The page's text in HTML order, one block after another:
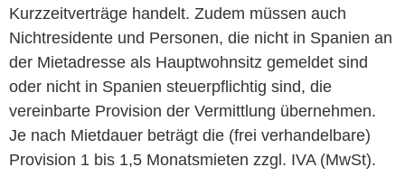
Kurzzeitverträge handelt. Zudem müssen auch
Nichtresidente und Personen, die nicht in Spanien an
der Mietadresse als Hauptwohnsitz gemeldet sind
oder nicht in Spanien steuerpflichtig sind, die
vereinbarte Provision der Vermittlung übernehmen.
Je nach Mietdauer beträgt die (frei verhandelbare)
Provision 1 bis 1,5 Monatsmieten zzgl. IVA (MwSt).